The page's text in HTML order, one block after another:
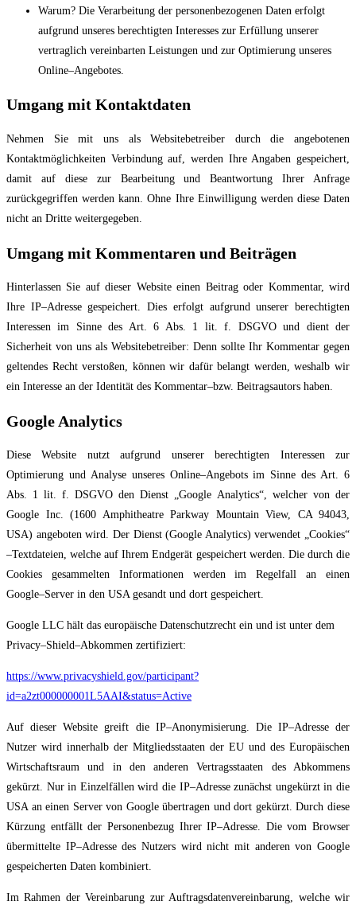
Warum? Die Verarbeitung der personenbezogenen Daten erfolgt
aufgrund unseres berechtigten Interesses zur Erfüllung unserer
vertraglich vereinbarten Leistungen und zur Optimierung unseres
Online–Angebotes.
Umgang mit Kontaktdaten
Nehmen Sie mit uns als Websitebetreiber durch die angebotenen
Kontaktmöglichkeiten Verbindung auf, werden Ihre Angaben gespeichert,
damit auf diese zur Bearbeitung undBeantwortung Ihrer Anfrage
zurückgegriffen werden kann. Ohne Ihre Einwilligung werden diese Daten
nicht an Dritte weitergegeben.
Umgang mit Kommentaren und Beiträgen
Hinterlassen Sie auf dieser Website einen Beitrag oder Kommentar, wird
Ihre IP–Adressegespeichert. Dies erfolgt aufgrund unserer berechtigten
Interessen im Sinne des Art. 6 Abs. 1 lit. f. DSGVO und dient der
Sicherheit von uns als Websitebetreiber: Denn sollte Ihr Kommentar gegen
geltendes Recht verstoßen, können wir dafür belangt werden, weshalb wir
ein Interesse an der Identität des Kommentar–bzw. Beitragsautors haben.
Google Analytics
Diese Website nutzt aufgrund unserer berechtigten Interessen zur
Optimierung und Analyse unseres Online–Angebots im Sinne des Art. 6
Abs. 1 lit. f. DSGVO den Dienst „Google Analytics“, welcher von der
Google Inc. (1600 Amphitheatre Parkway Mountain View, CA 94043,
USA) angeboten wird. Der Dienst (Google Analytics) verwendet „Cookies“
–Textdateien, welche auf Ihrem Endgerät gespeichert werden. Die durch die
Cookies gesammelten Informationen werden im Regelfall an einen
Google–Server in den USA gesandt und dort gespeichert.
Google LLC hält das europäische Datenschutzrecht ein und ist unter dem
Privacy–Shield–Abkommen zertifiziert:
https://www.privacyshield.gov/participant?
id=a2zt000000001L5AAI&status=Active
Auf dieser Website greift die IP–Anonymisierung. Die IP–Adresse der
Nutzer wird innerhalb der Mitgliedsstaaten der EU und des Europäischen
Wirtschaftsraum und in den anderenVertragsstaaten des Abkommens
gekürzt. Nur in Einzelfällen wird die IP–Adresse zunächst ungekürzt in die
USA an einen Server von Google übertragen und dort gekürzt. Durch diese
Kürzung entfällt der Personenbezug Ihrer IP–Adresse. Die vom Browser
übermittelte IP–Adresse des Nutzers wird nicht mit anderen von Google
gespeicherten Daten kombiniert.
Im Rahmen der Vereinbarung zur Auftragsdatenvereinbarung, welche wir